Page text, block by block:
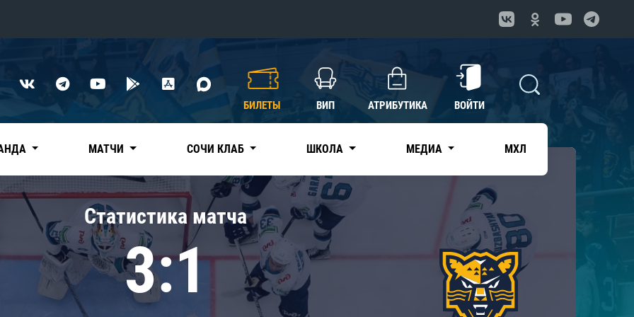
Нефтехимик
Дивизион Чернышева
Авангард
Адмирал
КХЛ
БИЛЕТЫ ВИП АТРИБУТИКА ВОЙТИ
МАТЧИ СОЧИ КЛАБ ШКОЛА МЕДИА МХЛ
Статистика матча
3:1